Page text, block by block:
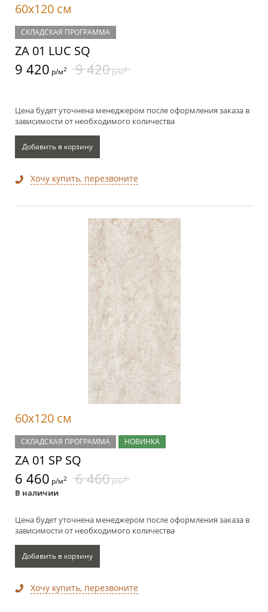
60x120 см
СКЛАДСКАЯ ПРОГРАММА
ZA 01 LUC SQ
9 420 р/м2 9 420р/м2
Цена будет уточнена менеджером после оформления заказа в
зависимости от необходимого количества
Добавить в корзину
Хочу купить, перезвоните
60x120 см
СКЛАДСКАЯ ПРОГРАММА НОВИНКА
ZA 01 SP SQ
6 460 р/м2 6 460р/м2
В наличии
Цена будет уточнена менеджером после оформления заказа в
зависимости от необходимого количества
Добавить в корзину
Хочу купить, перезвоните